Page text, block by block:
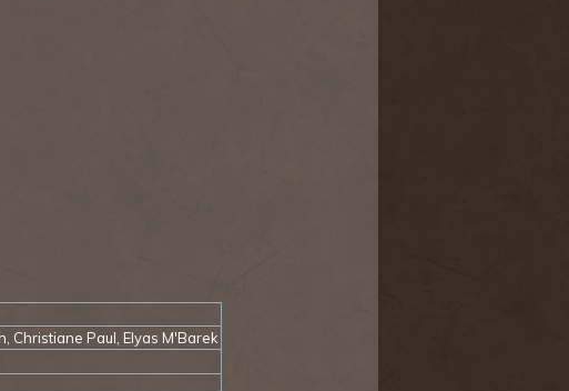
Christiane Paul, Elyas M'Barek